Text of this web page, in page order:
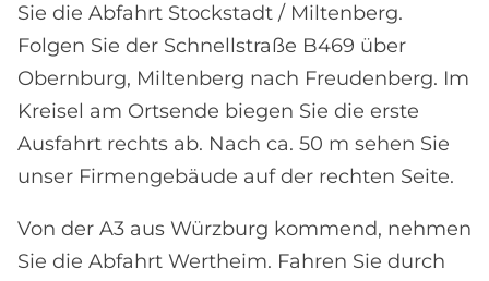
Sie die Abfahrt Stockstadt / Miltenberg.
Folgen Sie der Schnellstraße B469 über
Obernburg, Miltenberg nach Freudenberg. Im
Kreisel am Ortsende biegen Sie die erste
Ausfahrt rechts ab. Nach ca. 50 m sehen Sie
unser Firmengebäude auf der rechten Seite.
Von der A3 aus Würzburg kommend, nehmen
Sie die Abfahrt Wertheim. Fahren Sie durch